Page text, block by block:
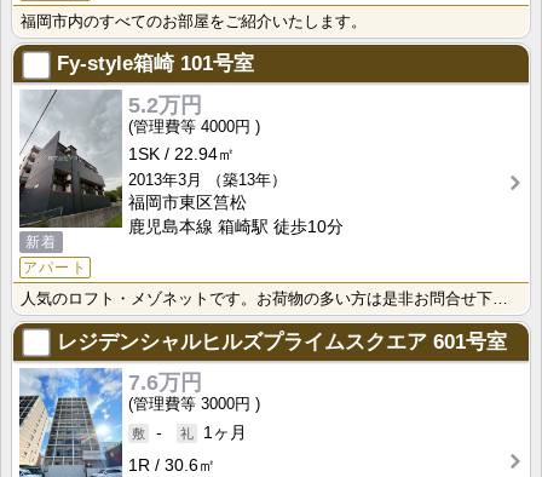
福岡市内のすべてのお部屋をご紹介いたします。
Fy-style箱崎101号室
新着
アパート
5.2万円
4000円
1SK
22.94㎡
2013年3月
（築13年）
福岡市東区筥松
鹿児島本線 箱崎駅 徒歩10分
レジデンシャルヒルズプライムスクエア 601号室
7.6万円
3000円
-
1ヶ月
1R
30.6㎡